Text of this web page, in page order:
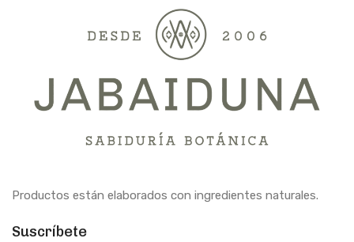
Productos están elaborados con ingredientes naturales.
Suscríbete